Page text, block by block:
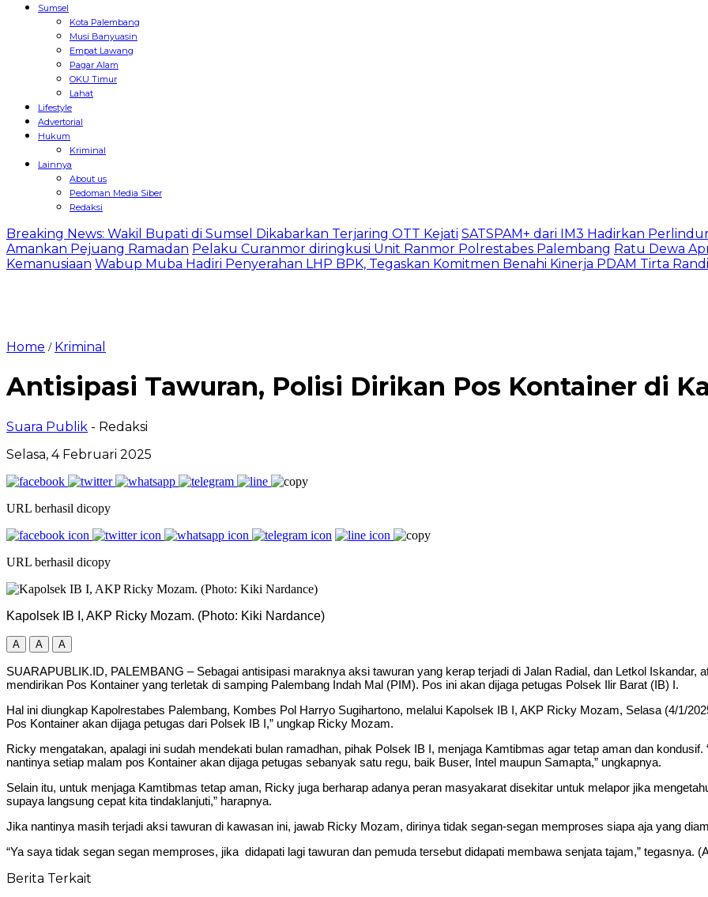
Sumsel
Kota Palembang
Musi Banyuasin
Empat Lawang
Pagar Alam
OKU Timur
Lahat
Lifestyle
Advertorial
Hukum
Kriminal
Lainnya
About us
Pedoman Media Siber
Redaksi
Breaking News: Wakil Bupati di Sumsel Dikabarkan Terjaring OTT Kejati SATSPAM+ dari IM3 Hadirkan
Amankan Pejuang Ramadan Pelaku Curanmor diringkusi Unit Ranmor Polrestabes Palembang Ratu Dewa
Kemanusiaan Wabup Muba Hadiri Penyerahan LHP BPK, Tegaskan Komitmen Benahi Kinerja PDAM Tirta
Home / Kriminal
Antisipasi Tawuran, Polisi Dirikan Pos Kontainer di
Suara Publik - Redaksi
Selasa, 4 Februari 2025
URL berhasil dicopy
URL berhasil dicopy
Kapolsek IB I, AKP Ricky Mozam. (Photo: Kiki Nardance)
A A A
SUARAPUBLIK.ID, PALEMBANG – Sebagai antisipasi maraknya aksi tawuran yang kerap terjadi di Jalan Radial, dan Letkol Iskandar,
mendirikan Pos Kontainer yang terletak di samping Palembang Indah Mal (PIM). Pos ini akan dijaga petugas Polsek Ilir Barat (IB) I.
Hal ini diungkap Kapolrestabes Palembang, Kombes Pol Harryo Sugihartono, melalui Kapolsek IB I, AKP Ricky Mozam, Selasa (4/1/
Pos Kontainer akan dijaga petugas dari Polsek IB I,” ungkap Ricky Mozam.
Ricky mengatakan, apalagi ini sudah mendekati bulan ramadhan, pihak Polsek IB I, menjaga Kamtibmas agar tetap aman dan
nantinya setiap malam pos Kontainer akan dijaga petugas sebanyak satu regu, baik Buser, Intel maupun Samapta,” ungkapnya.
Selain itu, untuk menjaga Kamtibmas tetap aman, Ricky juga berharap adanya peran masyakarat disekitar untuk melapor jika
supaya langsung cepat kita tindaklanjuti,” harapnya.
Jika nantinya masih terjadi aksi tawuran di kawasan ini, jawab Ricky Mozam, dirinya tidak segan-segan memproses siapa aja yang
“Ya saya tidak segan segan memproses, jika didapati lagi tawuran dan pemuda tersebut didapati membawa senjata tajam,” tegasnya.
Berita Terkait